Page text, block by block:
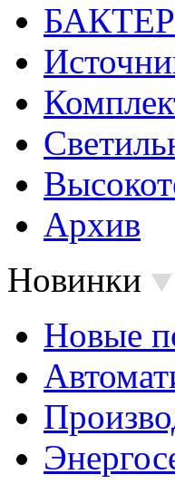
Архив
Новинки
Новые